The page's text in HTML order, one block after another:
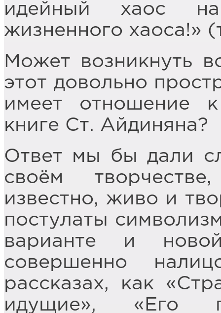
идейный хаос
жизненного хаоса!»
Может возникнуть
этот довольно
имеет отношение
книге Ст. Айдиняна?
Ответ мы бы дали
своём
известно, живо и
постулаты
варианте и
совершенно
рассказах, как
идущие», «Его